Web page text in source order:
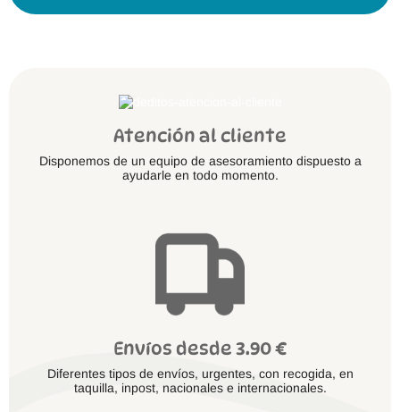
Atención al cliente
Disponemos de un equipo de asesoramiento dispuesto a
ayudarle en todo momento.
Envíos desde 3.90 €
Diferentes tipos de envíos, urgentes, con recogida, en
taquilla, inpost, nacionales e internacionales.